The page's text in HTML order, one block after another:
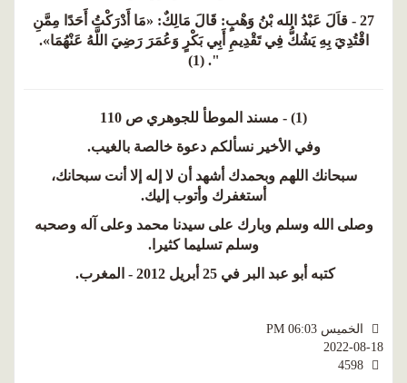
27 - قاَلَ عَبْدُ الله بْنُ وَهْبٍ: قَالَ مَالِكٌ: «مَا أَدْرَكْتُ أَحَدًا مِمَّنِ
اقْتُدِيَ بِهِ يَشُكُّ فِي تَقْدِيمِ أَبِي بَكْرٍ وَعُمَرَ رَضِيَ اللَّهُ عَنْهُمَا».
". (1)
(1) - مسند الموطأ للجوهري ص 110
وفي الأخير نسألكم دعوة خالصة بالغيب.
سبحانك اللهم وبحمدك أشهد أن لا إله إلا أنت سبحانك،
أستغفرك وأتوب إليك.
وصلى الله وسلم وبارك على سيدنا محمد وعلى آله وصحبه
وسلم تسليما كثيرا.
كتبه أبو عبد البر في 25 أبريل 2012 - المغرب.
الخميس PM 06:03
2022-08-18